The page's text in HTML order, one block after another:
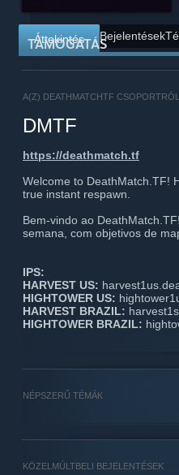
TÁMOGATÁS
Áttekintés Bejelentések
A(Z) DEATHMATCHTF CSOPORTRÓL
DMTF
https://deathmatch.tf
Welcome to DeathMatch.TF!
true instant respawn.
Bem-vindo ao
semana, com objetivos de
IPS:
HARVEST US:
HIGHTOWER US:
HARVEST BRAZIL:
HIGHTOWER BRAZIL:
NÉPSZERŰ TÉMÁK
KÖZELMÚLTBELI BEJELENTÉSEK